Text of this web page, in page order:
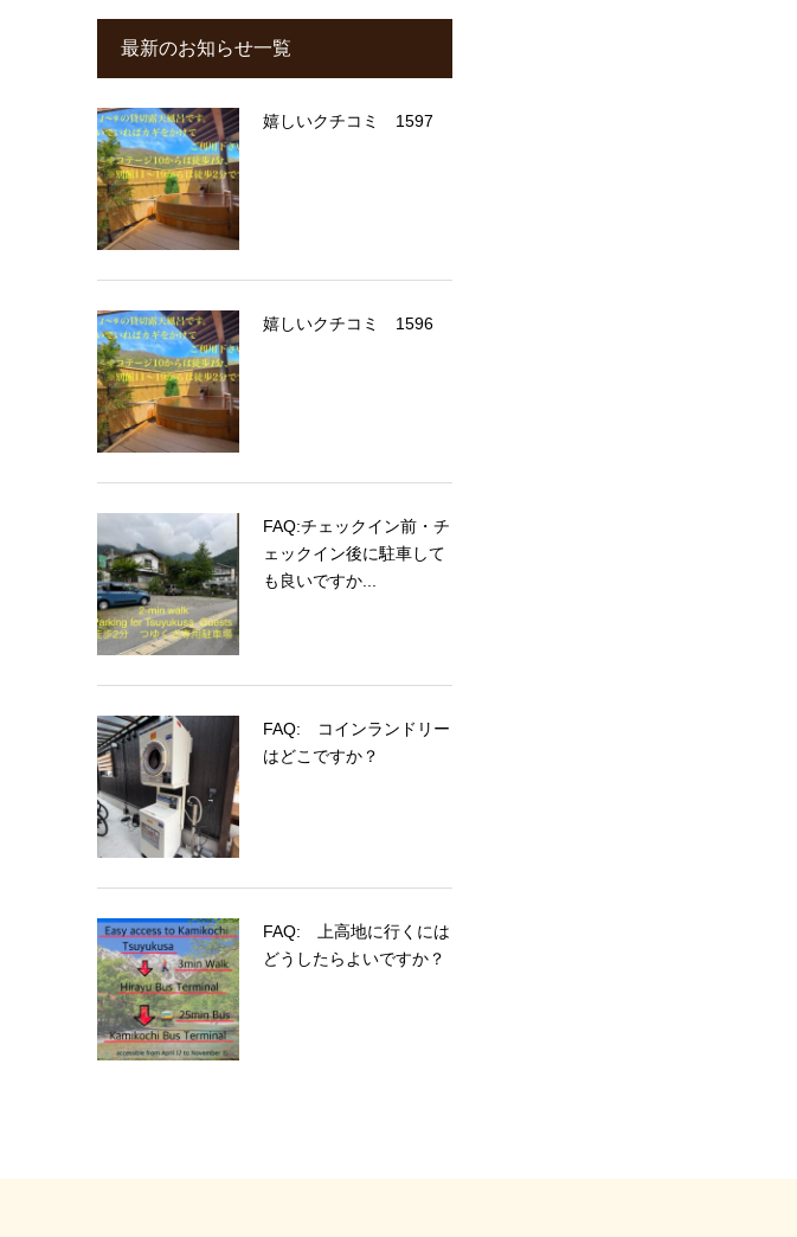
最新のお知らせ一覧
嬉しいクチコミ 1597
嬉しいクチコミ 1596
FAQ:チェックイン前・チ
ェックイン後に駐車して
も良いですか...
FAQ: コインランドリー
はどこですか？
FAQ: 上高地に行くには
どうしたらよいですか？